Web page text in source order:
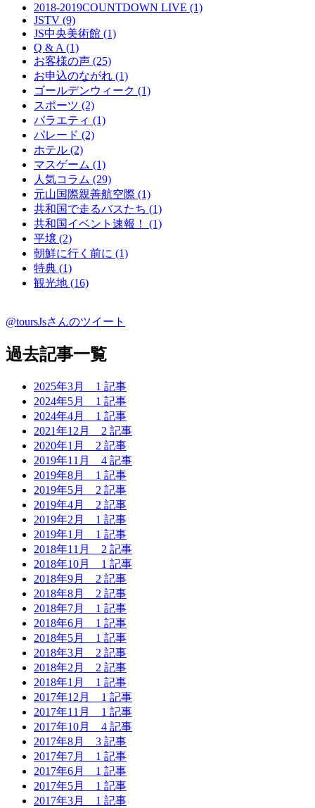
2018-2019COUNTDOWN LIVE (1)
JSTV (9)
JS中央美術館 (1)
Q & A (1)
お客様の声 (25)
お申込のながれ (1)
ゴールデンウィーク (1)
スポーツ (2)
バラエティ (1)
パレード (2)
ホテル (2)
マスゲーム (1)
人気コラム (29)
元山国際親善航空際 (1)
共和国で走るバスたち (1)
共和国イベント速報！ (1)
平壌 (2)
朝鮮に行く前に (1)
特典 (1)
観光地 (16)
@toursJsさんのツイート
過去記事一覧
2025年3月 1 記事
2024年5月 1 記事
2024年4月 1 記事
2021年12月 2 記事
2020年1月 2 記事
2019年11月 4 記事
2019年8月 1 記事
2019年5月 2 記事
2019年4月 2 記事
2019年2月 1 記事
2019年1月 1 記事
2018年11月 2 記事
2018年10月 1 記事
2018年9月 2 記事
2018年8月 2 記事
2018年7月 1 記事
2018年6月 1 記事
2018年5月 1 記事
2018年3月 2 記事
2018年2月 2 記事
2018年1月 1 記事
2017年12月 1 記事
2017年11月 1 記事
2017年10月 4 記事
2017年8月 3 記事
2017年7月 1 記事
2017年6月 1 記事
2017年5月 1 記事
2017年3月 1 記事